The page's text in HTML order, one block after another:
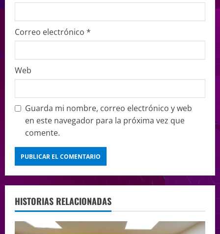
Correo electrónico *
Web
Guarda mi nombre, correo electrónico y web
en este navegador para la próxima vez que
comente.
HISTORIAS RELACIONADAS